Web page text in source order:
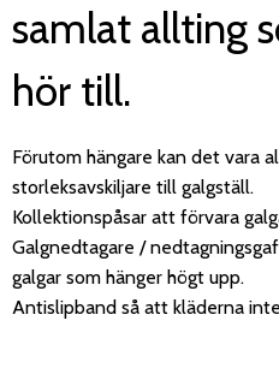
samlat allting
hör till.
Förutom hängare kan det vara
storleksavskiljare till galgställ.
Kollektionspåsar att förvara
Galgnedtagare /
galgar som hänger högt upp.
Antislipband så att kläderna